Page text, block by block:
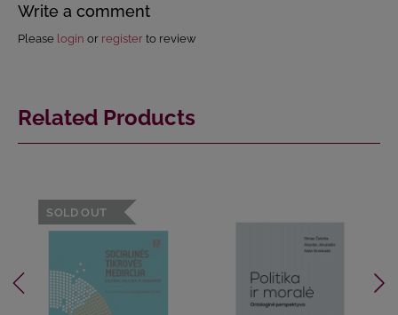
Write a comment
Please login or register to review
Related Products
SOLD OUT